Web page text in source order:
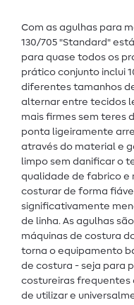
Com as agulhas para
130/705 "Standard"
para quase todos os
prático conjunto inclui
diferentes tamanhos
alternar entre tecidos
mais firmes sem teres
ponta ligeiramente
através do material e
limpo sem danificar o
qualidade de fabrico e
costurar de forma
significativamente
de linha. As agulhas
máquinas de costura
torna o equipamento
de costura - seja para
costureiras frequentes
de utilizar e